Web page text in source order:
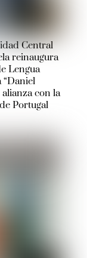
Central
reinaugura
Lengua
“Daniel
con la
Portugal